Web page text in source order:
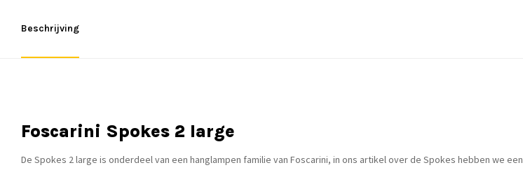
Beschrijving
Foscarini Spokes 2 large
De Spokes 2 large is onderdeel van een hanglampen familie van Foscarini, in ons artikel over de Spokes hebben we een